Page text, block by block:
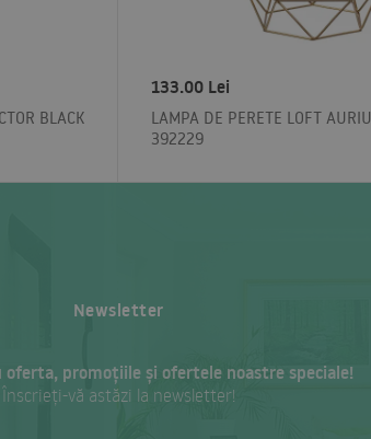
BLACK
133.00 Lei
LAMPA DE PERETE LOFT AURIU
392229
Newsletter
promoțiile și ofertele noastre speciale!
Înscrieți-vă astăzi la newsletter!